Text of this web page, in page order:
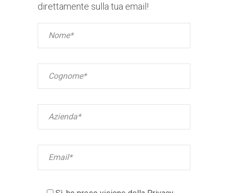
direttamente sulla tua email!